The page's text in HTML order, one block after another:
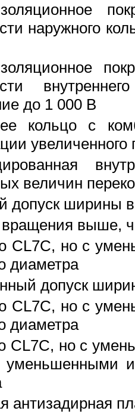
наружного
до 1 000 В
кольцо с
увеличенного
величин
допуск ширины
вращения выше,
CL7C, но с
диаметра
допуск
CL7C, но с
диаметра
CL7C, но с
уменьшенными
антизадирная